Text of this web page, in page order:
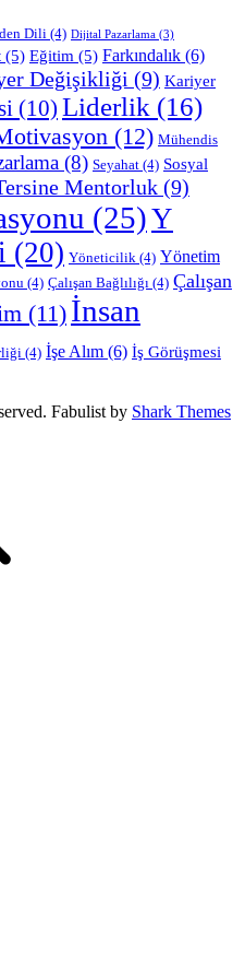
Dili (4) Dijital Pazarlama (3)
(5) Eğitim (5) Farkındalık (6)
Değişikliği (9) Kariyer
(10) Liderlik (16)
(12) Mühendis
(8) Seyahat (4) Sosyal
Mentorluk (9)
(25)Y
(20) Yöneticilik (4) Yönetim
(4) Çalışan Bağlılığı (4) Çalışan
(11) İnsan
(4) İşe Alım (6) İş Görüşmesi
Fabulist by Shark Themes